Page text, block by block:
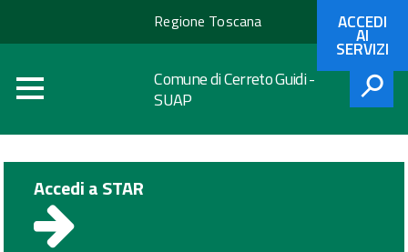
Regione Toscana ACCEDI
AI
SERVIZI
Comune di Cerreto Guidi -
SUAP
Accedi a STAR